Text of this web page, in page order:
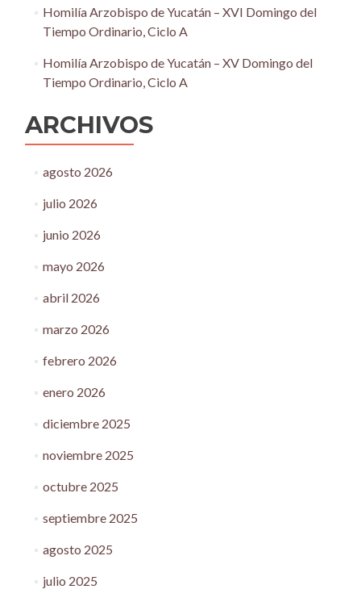
Homilía Arzobispo de Yucatán – XVI Domingo del
Tiempo Ordinario, Ciclo A
Homilía Arzobispo de Yucatán – XV Domingo del
Tiempo Ordinario, Ciclo A
ARCHIVOS
agosto 2026
julio 2026
junio 2026
mayo 2026
abril 2026
marzo 2026
febrero 2026
enero 2026
diciembre 2025
noviembre 2025
octubre 2025
septiembre 2025
agosto 2025
julio 2025